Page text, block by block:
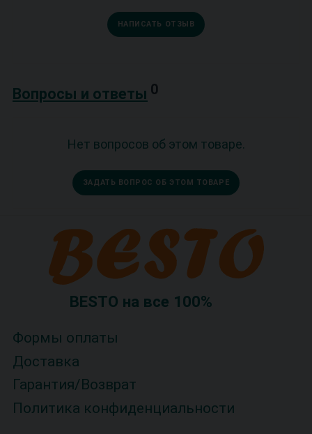
НАПИСАТЬ ОТЗЫВ
Вопросы и ответы 0
Нет вопросов об этом товаре.
ЗАДАТЬ ВОПРОС ОБ ЭТОМ ТОВАРЕ
BESTO на все 100%
Формы оплаты
Доставка
Гарантия/Возврат
Политика конфиденциальности